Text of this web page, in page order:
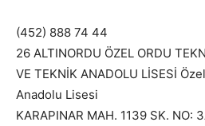
(452) 888 74 44
26 ALTINORDU ÖZEL ORDU
VE TEKNİK ANADOLU LİSESİ
Anadolu Lisesi
KARAPINAR MAH. 1139 SK. NO: